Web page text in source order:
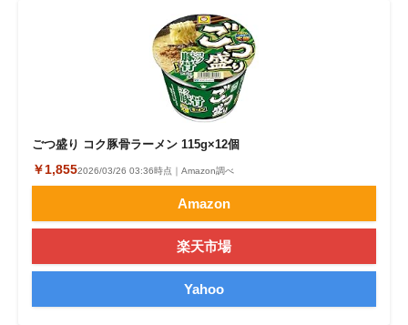
ごつ盛り コク豚骨ラーメン 115g×12個
￥1,8552026/03/26 03:36時点｜Amazon調べ
Amazon
楽天市場
Yahoo